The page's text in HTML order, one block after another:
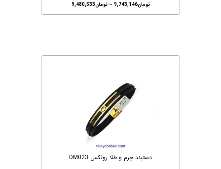
تومان9,743,146
– تومان9,480,533
دستبند چرم و طلا رولکس DM023